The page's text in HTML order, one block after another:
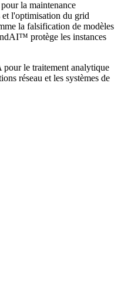
la maintenance
et l'optimisation du grid
la falsification de modèles
protège les instances
le traitement analytique
réseau et les systèmes de